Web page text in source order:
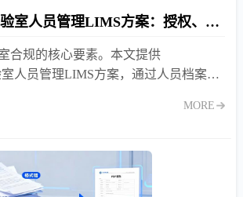
CMA/CNAS实验室人员管理LIMS方案：授权、培训与能力监控
合规的核心要素。本文提供
人员管理LIMS方案，通过人员档案、
MORE